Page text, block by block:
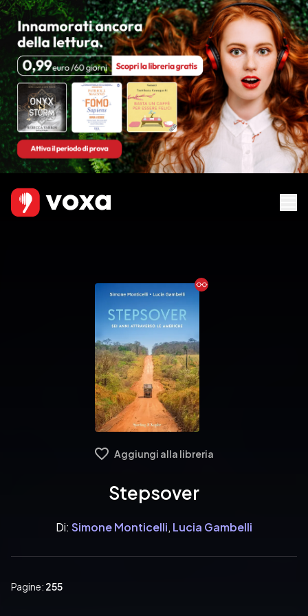
Ebook
Aggiungi alla libreria
Stepsover
Di: Simone Monticelli, Lucia Gambelli
Pagine: 255